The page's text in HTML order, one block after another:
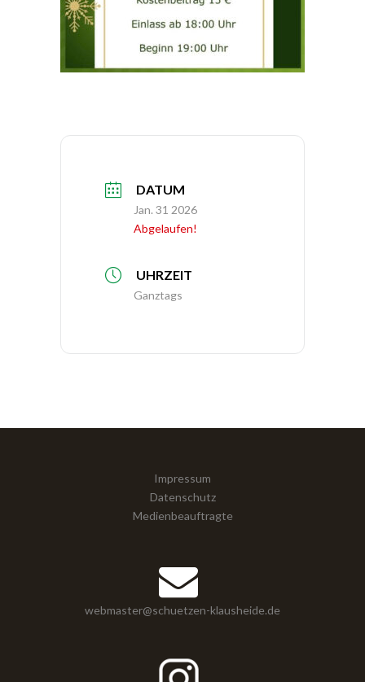
DATUM
Jan. 31 2026
Abgelaufen!
UHRZEIT
Ganztags
Impressum
Datenschutz
Medienbeauftragte
webmaster@schuetzen-klausheide.de